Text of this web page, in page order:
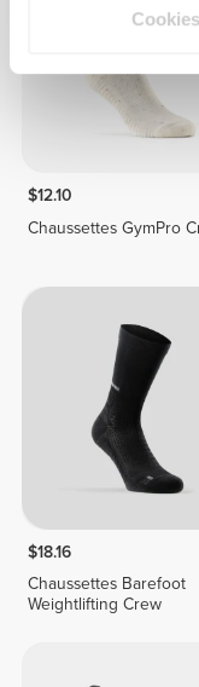
$12.10
Chaussettes GymPro
$18.16
Chaussettes Barefoot
Weightlifting Crew